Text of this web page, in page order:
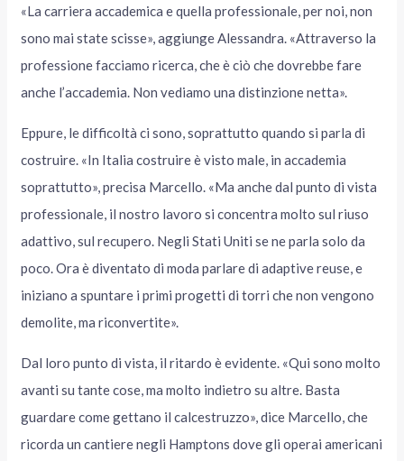
«La carriera accademica e quella professionale, per noi, non
sono mai state scisse», aggiunge Alessandra. «Attraverso la
professione facciamo ricerca, che è ciò che dovrebbe fare
anche l’accademia. Non vediamo una distinzione netta».
Eppure, le difficoltà ci sono, soprattutto quando si parla di
costruire. «In Italia costruire è visto male, in accademia
soprattutto», precisa Marcello. «Ma anche dal punto di vista
professionale, il nostro lavoro si concentra molto sul riuso
adattivo, sul recupero. Negli Stati Uniti se ne parla solo da
poco. Ora è diventato di moda parlare di adaptive reuse, e
iniziano a spuntare i primi progetti di torri che non vengono
demolite, ma riconvertite».
Dal loro punto di vista, il ritardo è evidente. «Qui sono molto
avanti su tante cose, ma molto indietro su altre. Basta
guardare come gettano il calcestruzzo», dice Marcello, che
ricorda un cantiere negli Hamptons dove gli operai americani